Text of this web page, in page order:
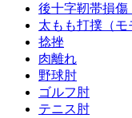
後十字靭帯損
太もも打撲（モ
捻挫
肉離れ
野球肘
ゴルフ肘
テニス肘